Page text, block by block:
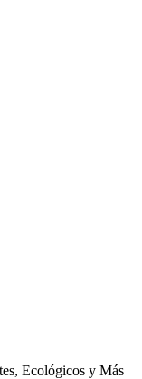
Ecológicos y Más